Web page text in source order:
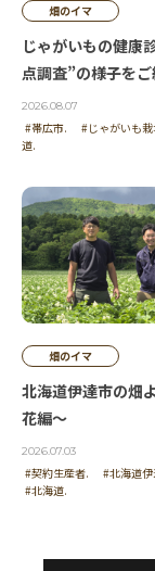
収穫が無事
壮大なジ
収穫 おめ
こういう
れしい
畑のイマ
じゃがいもの健康
点調査”の様子を
2026.08.07
#帯広市. #じゃがいも栽
道.
畑のイマ
北海道伊達市の畑
花編～
2026.07.03
#契約生産者. #北海道伊
#北海道.